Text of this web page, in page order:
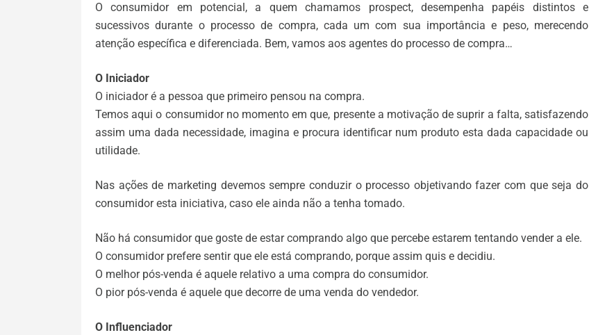
O consumidor em potencial, a quem chamamos prospect, desempenha papéis distintos e
sucessivos durante o processo de compra, cada um com sua importância e peso, merecendo
atenção específica e diferenciada. Bem, vamos aos agentes do processo de compra…
O Iniciador
O iniciador é a pessoa que primeiro pensou na compra.
Temos aqui o consumidor no momento em que, presente a motivação de suprir a falta, satisfazendo
assim uma dada necessidade, imagina e procura identificar num produto esta dada capacidade ou
utilidade.
Nas ações de marketing devemos sempre conduzir o processo objetivando fazer com que seja do
consumidor esta iniciativa, caso ele ainda não a tenha tomado.
Não há consumidor que goste de estar comprando algo que percebe estarem tentando vender a ele.
O consumidor prefere sentir que ele está comprando, porque assim quis e decidiu.
O melhor pós-venda é aquele relativo a uma compra do consumidor.
O pior pós-venda é aquele que decorre de uma venda do vendedor.
O Influenciador